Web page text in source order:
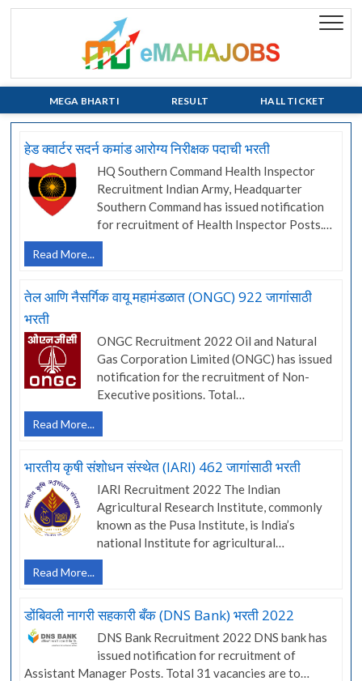
Skip
MEGA BHARTI RESULT HALL TICKET
हेड क्वार्टर सदर्न कमांड आरोग्य निरीक्षक पदाची भरती
HQ Southern Command Health Inspector
Recruitment Indian Army, Headquarter
Southern Command has issued notification
for recruitment of Health Inspector Posts.…
Read More...
क्वार्टर
सदर्न
कमांड
निरीक्षक
पदाची
भरती
तेल आणि नैसर्गिक वायू महामंडळात (ONGC) 922 जागांसाठी
भरती
ONGC Recruitment 2022 Oil and Natural
Gas Corporation Limited (ONGC) has issued
notification for the recruitment of Non-
Executive positions. Total…
Read More...
आणि
नैसर्गिक
वायू
महामंडळात
(ONGC)
922
जागांसाठी
भरती
भारतीय कृषी संशोधन संस्थेत (IARI) 462 जागांसाठी भरती
IARI Recruitment 2022 The Indian
Agricultural Research Institute, commonly
known as the Pusa Institute, is India’s
national Institute for agricultural…
Read More...
कृषी
संस्थेत
(IARI)
462
जागांसाठी
डोंबिवली नागरी सहकारी बँक (DNS Bank) भरती 2022
DNS Bank Recruitment 2022 DNS bank has
issued notification for recruitment of
Assistant Manager Posts. Total 31 vacancies are to…